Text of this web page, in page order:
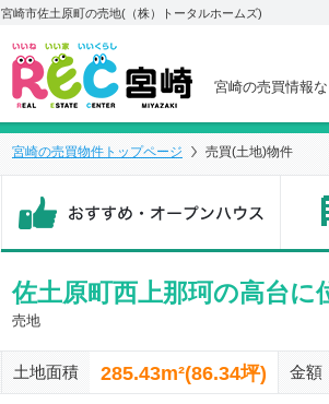
宮崎市佐土原町の売地(（株）トータルホームズ)
宮崎の売買情報
宮崎の売買物件トップページ 売買(土地)物件
佐土原町西上那珂の高台
売地
土地面積 285.43m²(86.34坪) 金額